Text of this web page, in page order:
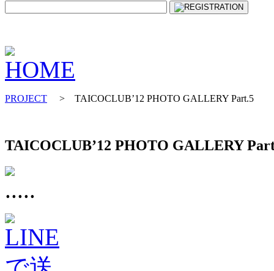
PROJECT > TAICOCLUB’12 PHOTO GALLERY Part.5
TAICOCLUB’12 PHOTO GALLERY